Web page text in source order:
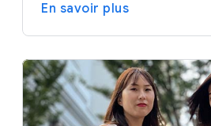
En savoir plus